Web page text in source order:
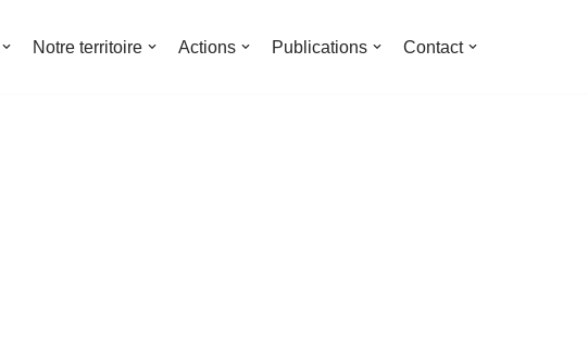
Notre territoire Actions Publications Contact